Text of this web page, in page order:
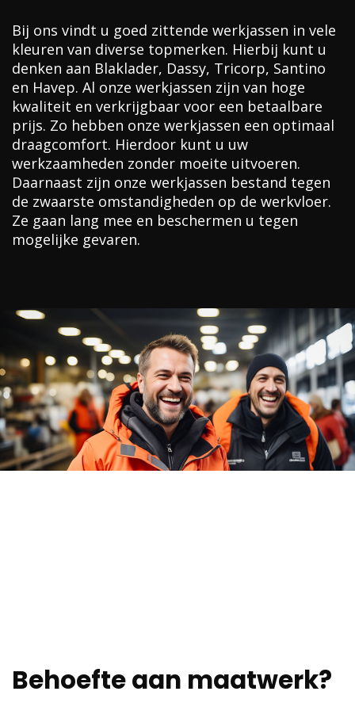
Bij ons vindt u goed zittende werkjassen in vele
kleuren van diverse topmerken. Hierbij kunt u
denken aan Blaklader, Dassy, Tricorp, Santino
en Havep. Al onze werkjassen zijn van hoge
kwaliteit en verkrijgbaar voor een betaalbare
prijs. Zo hebben onze werkjassen een optimaal
draagcomfort. Hierdoor kunt u uw
werkzaamheden zonder moeite uitvoeren.
Daarnaast zijn onze werkjassen bestand tegen
de zwaarste omstandigheden op de werkvloer.
Ze gaan lang mee en beschermen u tegen
mogelijke gevaren.
Behoefte aan maatwerk?